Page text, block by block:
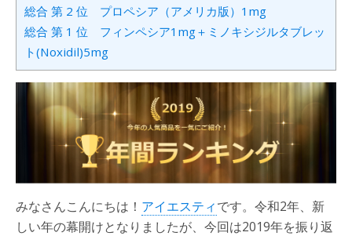
総合 第 2 位 プロペシア（アメリカ版）1mg
総合 第 1 位 フィンペシア1mg＋ミノキシジルタブレッ
ト(Noxidil)5mg
みなさんこんにちは！ アイエスティです。令和2年、新
しい年の幕開けとなりましたが、今回は2019年を振り返